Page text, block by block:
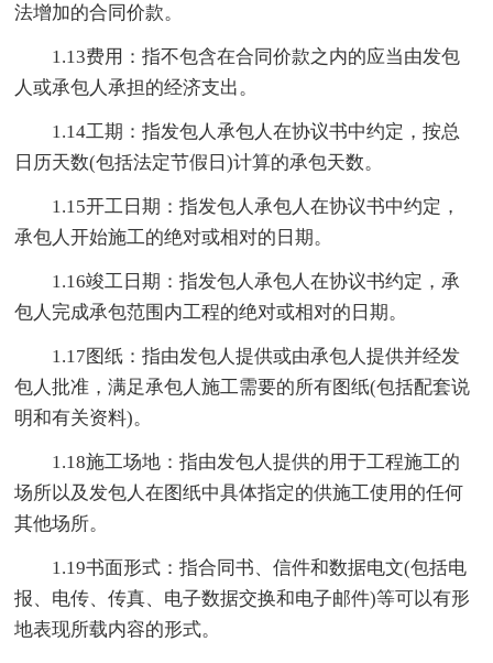
法增加的合同价款。
1.13费用：指不包含在合同价款之内的应当由发包
人或承包人承担的经济支出。
1.14工期：指发包人承包人在协议书中约定，按总
日历天数(包括法定节假日)计算的承包天数。
1.15开工日期：指发包人承包人在协议书中约定，
承包人开始施工的绝对或相对的日期。
1.16竣工日期：指发包人承包人在协议书约定，承
包人完成承包范围内工程的绝对或相对的日期。
1.17图纸：指由发包人提供或由承包人提供并经发
包人批准，满足承包人施工需要的所有图纸(包括配套说
明和有关资料)。
1.18施工场地：指由发包人提供的用于工程施工的
场所以及发包人在图纸中具体指定的供施工使用的任何
其他场所。
1.19书面形式：指合同书、信件和数据电文(包括电
报、电传、传真、电子数据交换和电子邮件)等可以有形
地表现所载内容的形式。